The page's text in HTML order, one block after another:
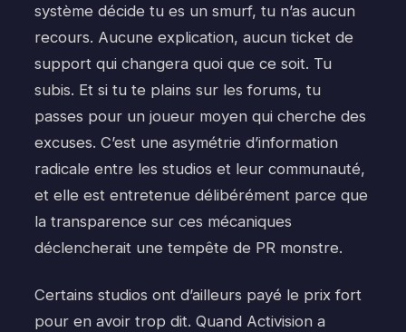
système décide tu es un smurf, tu n’as aucun
recours. Aucune explication, aucun ticket de
support qui changera quoi que ce soit. Tu
subis. Et si tu te plains sur les forums, tu
passes pour un joueur moyen qui cherche des
excuses. C’est une asymétrie d’information
radicale entre les studios et leur communauté,
et elle est entretenue délibérément parce que
la transparence sur ces mécaniques
déclencherait une tempête de PR monstre.
Certains studios ont d’ailleurs payé le prix fort
pour en avoir trop dit. Quand Activision a